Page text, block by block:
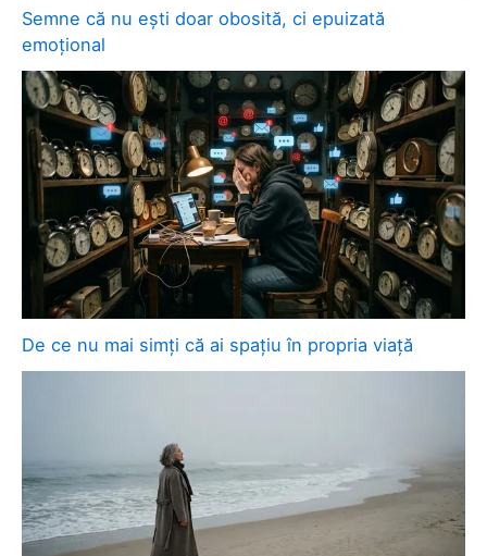
Semne că nu ești doar obosită, ci epuizată
emoțional
De ce nu mai simți că ai spațiu în propria viață